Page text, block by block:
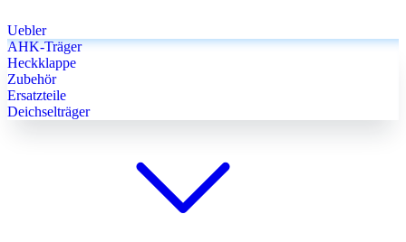
Uebler
AHK-Träger
Heckklappe
Zubehör
Ersatzteile
Deichselträger